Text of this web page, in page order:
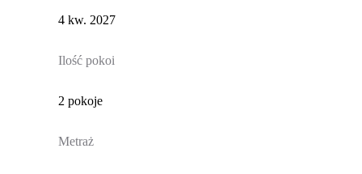
4 kw. 2027
Ilość pokoi
2 pokoje
Metraż